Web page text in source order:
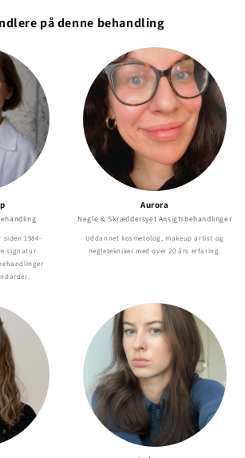
på denne behandling
1984-
signatur
Aurora
Negle & Skræddersyet Ansigtsbehandlinger
Uddannet kosmetolog, makeup artist og
negletekniker med over 20 års erfaring.